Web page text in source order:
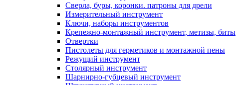
Сверла, буры, коронки. патроны для дрели
Измерительный инструмент
Ключи, наборы инструментов
Крепежно-монтажный инструмент, метизы, биты
Отвертки
Пистолеты для герметиков и монтажной пены
Режущий инструмент
Столярный инструмент
Шарнирно-губцевый инструмент